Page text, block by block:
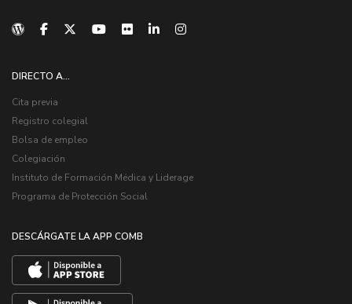
DIRECTO A...
Cita previa
Registro colegial
Bolsa de empleo
Colegiación
Instituto de Formación Médica y Liderage
Programa de Protección Social
DESCÁRGATE LA APP COMB